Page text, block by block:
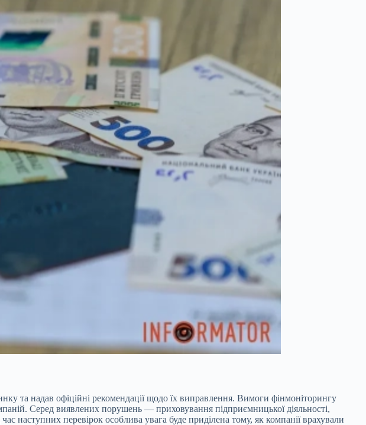
та надав офіційні рекомендаціїщодо їх виправлення. Вимоги фінмоніторингу
Серед виявлених порушень — приховування підприємницької діяльності,
наступних перевірок особлива увага буде приділена тому, як компанії врахували